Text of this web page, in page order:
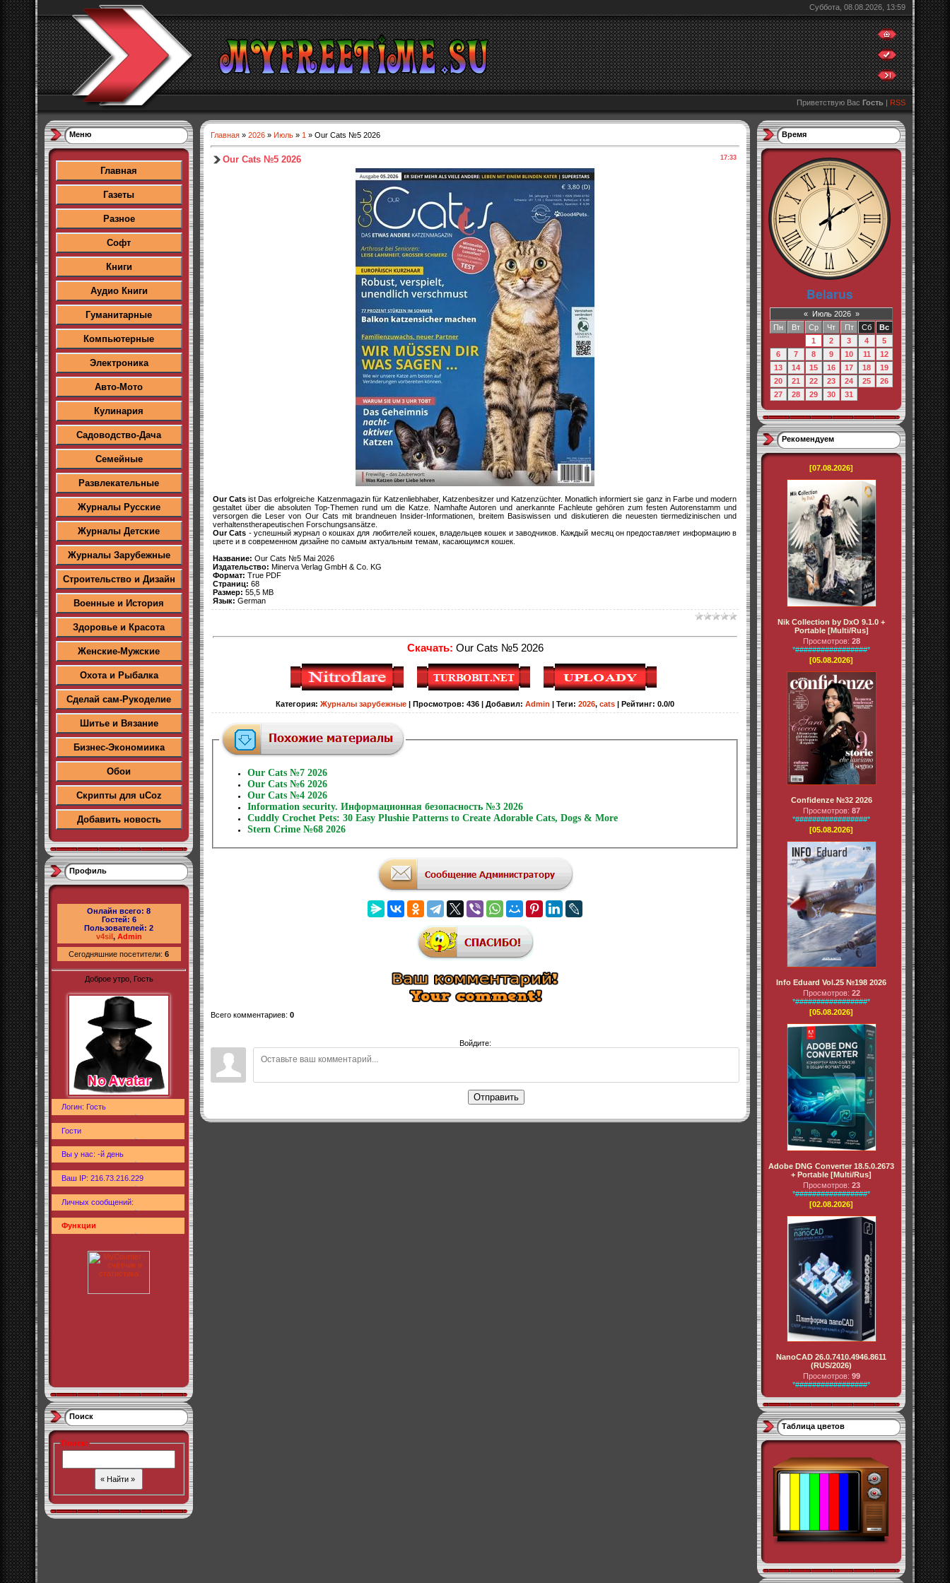
Суббота, 08.08.2026, 13:59
Приветствую Вас Гость | RSS
Меню
Главная
Газеты
Разное
Софт
Книги
Аудио Книги
Гуманитарные
Компьютерные
Электроника
Авто-Мото
Кулинария
Садоводство-Дача
Семейные
Развлекательные
Журналы Русские
Журналы Детские
Журналы Зарубежные
Строительство и Дизайн
Военные и История
Здоровье и Красота
Женские-Мужские
Охота и Рыбалка
Сделай сам-Рукоделие
Шитье и Вязание
Бизнес-Экономиика
Обои
Скрипты для uCoz
Добавить новость
Профиль
Онлайн всего: 8
Гостей: 6
Пользователей: 2
v4sil, Admin
Сегодняшние посетители: 6
Доброе утро, Гость
Логин: Гость
Гости
Вы у нас: -й день
Ваш IP: 216.73.216.229
Личных сообщений:
Функции
Поиск
Поиск:
Главная » 2026 » Июль » 1 » Our Cats №5 2026
17:33
Our Cats №5 2026
Our Cats ist Das erfolgreiche Katzenmagazin für Katzenliebhaber, Katzenbesitzer und Katzenzüchter. Monatlich informiert sie ganz in Farbe und modern
gestaltet über die absoluten Top-Themen rund um die Katze. Namhafte Autoren und anerkannte Fachleute gehören zum festen Autorenstamm und
versorgen die Leser von Our Cats mit brandneuen Insider-Informationen, breitem Basiswissen und diskutieren die neuesten tiermedizinischen und
verhaltenstherapeutischen Forschungsansätze.
Our Cats - успешный журнал о кошках для любителей кошек, владельцев кошек и заводчиков. Каждый месяц он предоставляет информацию в
цвете и в современном дизайне по самым актуальным темам, касающимся кошек.
Название: Our Cats №5 Mai 2026
Издательство: Minerva Verlag GmbH & Co. KG
Формат: True PDF
Страниц: 68
Размер: 55,5 MB
Язык: German
Скачать: Our Cats №5 2026
Категория: Журналы зарубежные Просмотров: 436 Добавил: Admin Теги: 2026, cats Рейтинг: 0.0/0
Our Cats №7 2026
Our Cats №6 2026
Our Cats №4 2026
Information security. Информационная безопасность №3 2026
Cuddly Crochet Pets: 30 Easy Plushie Patterns to Create Adorable Cats, Dogs & More
Stern Crime №68 2026
Всего комментариев: 0
Войдите:
Отправить
Время
« Июль 2026 »
Пн
Вт Ср Чт Пт Сб
Вс
1
2 3 4
5
6
7 8 9 10 11
12
13
14 15 16 17 18
19
20
21 22 23 24 25
26
27
28 29 30 31
Рекомендуем
[07.08.2026]
Nik Collection by DxO 9.1.0 +
Portable [Multi/Rus]
Просмотров: 28
*#################*
[05.08.2026]
Confidenze №32 2026
Просмотров: 87
*#################*
[05.08.2026]
Info Eduard Vol.25 №198 2026
Просмотров: 22
*#################*
[05.08.2026]
Adobe DNG Converter 18.5.0.2673
+ Portable [Multi/Rus]
Просмотров: 23
*#################*
[02.08.2026]
NanoCAD 26.0.7410.4946.8611
(RUS/2026)
Просмотров: 99
*#################*
Таблица цветов